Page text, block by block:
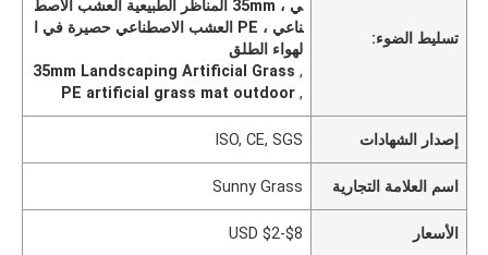
تسليط الضوء:
ي ، 35mm المناظر الطبيعية العشب الاصط
ناعي ، PE العشب الاصطناعي حصيرة في ا
لهواء الطلق
,
35mm Landscaping Artificial Grass
,
PE artificial grass mat outdoor
إصدار الشهادات ISO, CE, SGS
اسم العلامة التجارية Sunny Grass
الأسعار USD $2-$8